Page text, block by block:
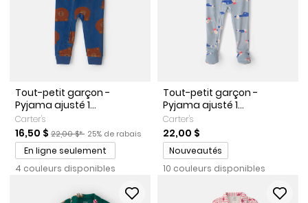
Tout-petit garçon -
Pyjama ajusté 1...
Carter's
Prix de solde
16,50 $ Prix ​​de détail suggéré par le fabricant
22,00 $* Pourcentage de rabais
25% de rabais
En ligne seulement
4 couleurs disponibles
Tout-petit garçon -
Pyjama ajusté 1...
Carter's
22,00 $
Promotions
Nouveautés
10 couleurs disponibles